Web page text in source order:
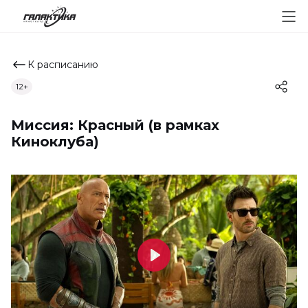
К расписанию
Миссия: Красный (в рамках
Киноклуба)
12+
Play